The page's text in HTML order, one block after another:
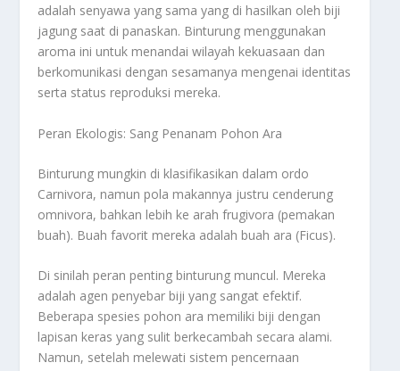
adalah senyawa yang sama yang di hasilkan oleh biji
jagung saat di panaskan. Binturung menggunakan
aroma ini untuk menandai wilayah kekuasaan dan
berkomunikasi dengan sesamanya mengenai identitas
serta status reproduksi mereka.
Peran Ekologis: Sang Penanam Pohon Ara
Binturung mungkin di klasifikasikan dalam ordo
Carnivora, namun pola makannya justru cenderung
omnivora, bahkan lebih ke arah frugivora (pemakan
buah). Buah favorit mereka adalah buah ara (Ficus).
Di sinilah peran penting binturung muncul. Mereka
adalah agen penyebar biji yang sangat efektif.
Beberapa spesies pohon ara memiliki biji dengan
lapisan keras yang sulit berkecambah secara alami.
Namun, setelah melewati sistem pencernaan